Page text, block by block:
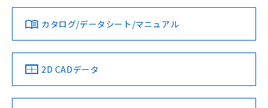
端子配置
ダウンロードデータをご利用いただく前に、以下を必ずお読
みください。
ソフトウェアの使用条件
この製品のRoHS/REACH対応状況ページへ
LR型式承認
（イギリス
船舶規格）
DNV型式承認
（ノルウェー
BV型式承認
（フランス
KR型式
（韓国
No No No No
カタログ/データシート/マニュアル
2D CADデータ